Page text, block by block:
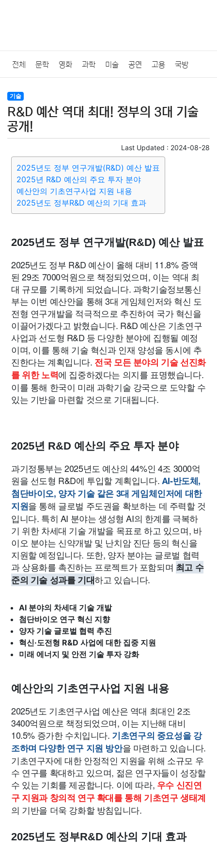
전체 문학 영화 과학 미술 공연 고용 국방
법률
질병 가요 방송 일상 주식 암호화폐 블록체인
미용 증권 인테리어
요리 상품리뷰 원예 금융 게임 스포츠
대출 자동차 취미 여행 맛집 IT
기술
R&D 예산 역대 최대! 정부의 3대 기술
공개!
Last Updated : 2024-08-28
2025년도 정부 연구개발(R&D) 예산 발표
2025년 R&D 예산의 주요 투자 분야
예산안의 기초연구사업 지원 내용
2025년도 정부R&D 예산의 기대 효과
2025년도 정부 연구개발(R&D) 예산 발표
2025년도 정부 R&D 예산이 올해 대비 11.8% 증액
된 29조 7000억원으로 책정되었으며, 이는 역대 최
대 규모를 기록하게 되었습니다. 과학기술정보통신
부는 이번 예산안을 통해 3대 게임체인저와 혁신 도
전형 연구개발을 적극적으로 추진하여 국가 혁신을
이끌어가겠다고 밝혔습니다. R&D 예산은 기초연구
사업과 선도형 R&D 등 다양한 분야에 집행될 예정
이며, 이를 통해 기술 혁신과 인재 양성을 동시에 추
진한다는 계획입니다. 전국 모든 분야의 기술 선진화
를 위한 노력에 집중하겠다는 의지를 표명했습니다.
이를 통해 한국이 미래 과학기술 강국으로 도약할 수
있는 기반을 마련할 것으로 기대됩니다.
2025년 R&D 예산의 주요 투자 분야
과기정통부는 2025년도 예산의 44%인 4조 3000억
원을 선도형 R&D에 투입할 계획입니다.AI-반도체,
첨단바이오, 양자 기술 같은 3대 게임체인저에 대한
지원을 통해 글로벌 주도권을 확보하는 데 주력할 것
입니다. 특히 AI 분야는 생성형 AI의 한계를 극복하
기 위한 차세대 기술 개발을 목표로 하고 있으며, 바
이오 분야는 신약개발 및 난치암 진단 등의 혁신을
지원할 예정입니다. 또한, 양자 분야는 글로벌 협력
과 상용화를 촉진하는 프로젝트가 포함되며 최고 수
준의 기술 성과를 기대하고 있습니다.
AI 분야의 차세대 기술 개발
첨단바이오 연구 혁신 지향
양자 기술 글로벌 협력 추진
혁신·도전형 R&D 사업에 대한 집중 지원
미래 에너지 및 안전 기술 투자 강화
예산안의 기초연구사업 지원 내용
2025년도 기초연구사업 예산은 역대 최대인 2조
3400억원으로 책정되었으며, 이는 지난해 대비
10.5% 증가한 수치입니다. 기초연구의 중요성을 강
조하며 다양한 연구 지원 방안을 마련하고 있습니다.
기초연구자에 대한 안정적인 지원을 위해 소규모 우
수 연구를 확대하고 있으며, 젊은 연구자들이 성장할
수 있는 기회를 제공합니다. 이에 따라, 우수 신진연
구 지원과 창의적 연구 확대를 통해 기초연구 생태계
의 기반을 더욱 강화할 방침입니다.
2025년도 정부R&D 예산의 기대 효과